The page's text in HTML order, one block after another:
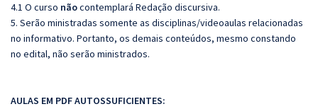
4.1 O curso nãocontemplará Redação discursiva.
5. Serão ministradas somente as disciplinas/videoaulas relacionadas
no informativo. Portanto, os demais conteúdos, mesmo constando
no edital, não serão ministrados.
AULAS EM PDF AUTOSSUFICIENTES: